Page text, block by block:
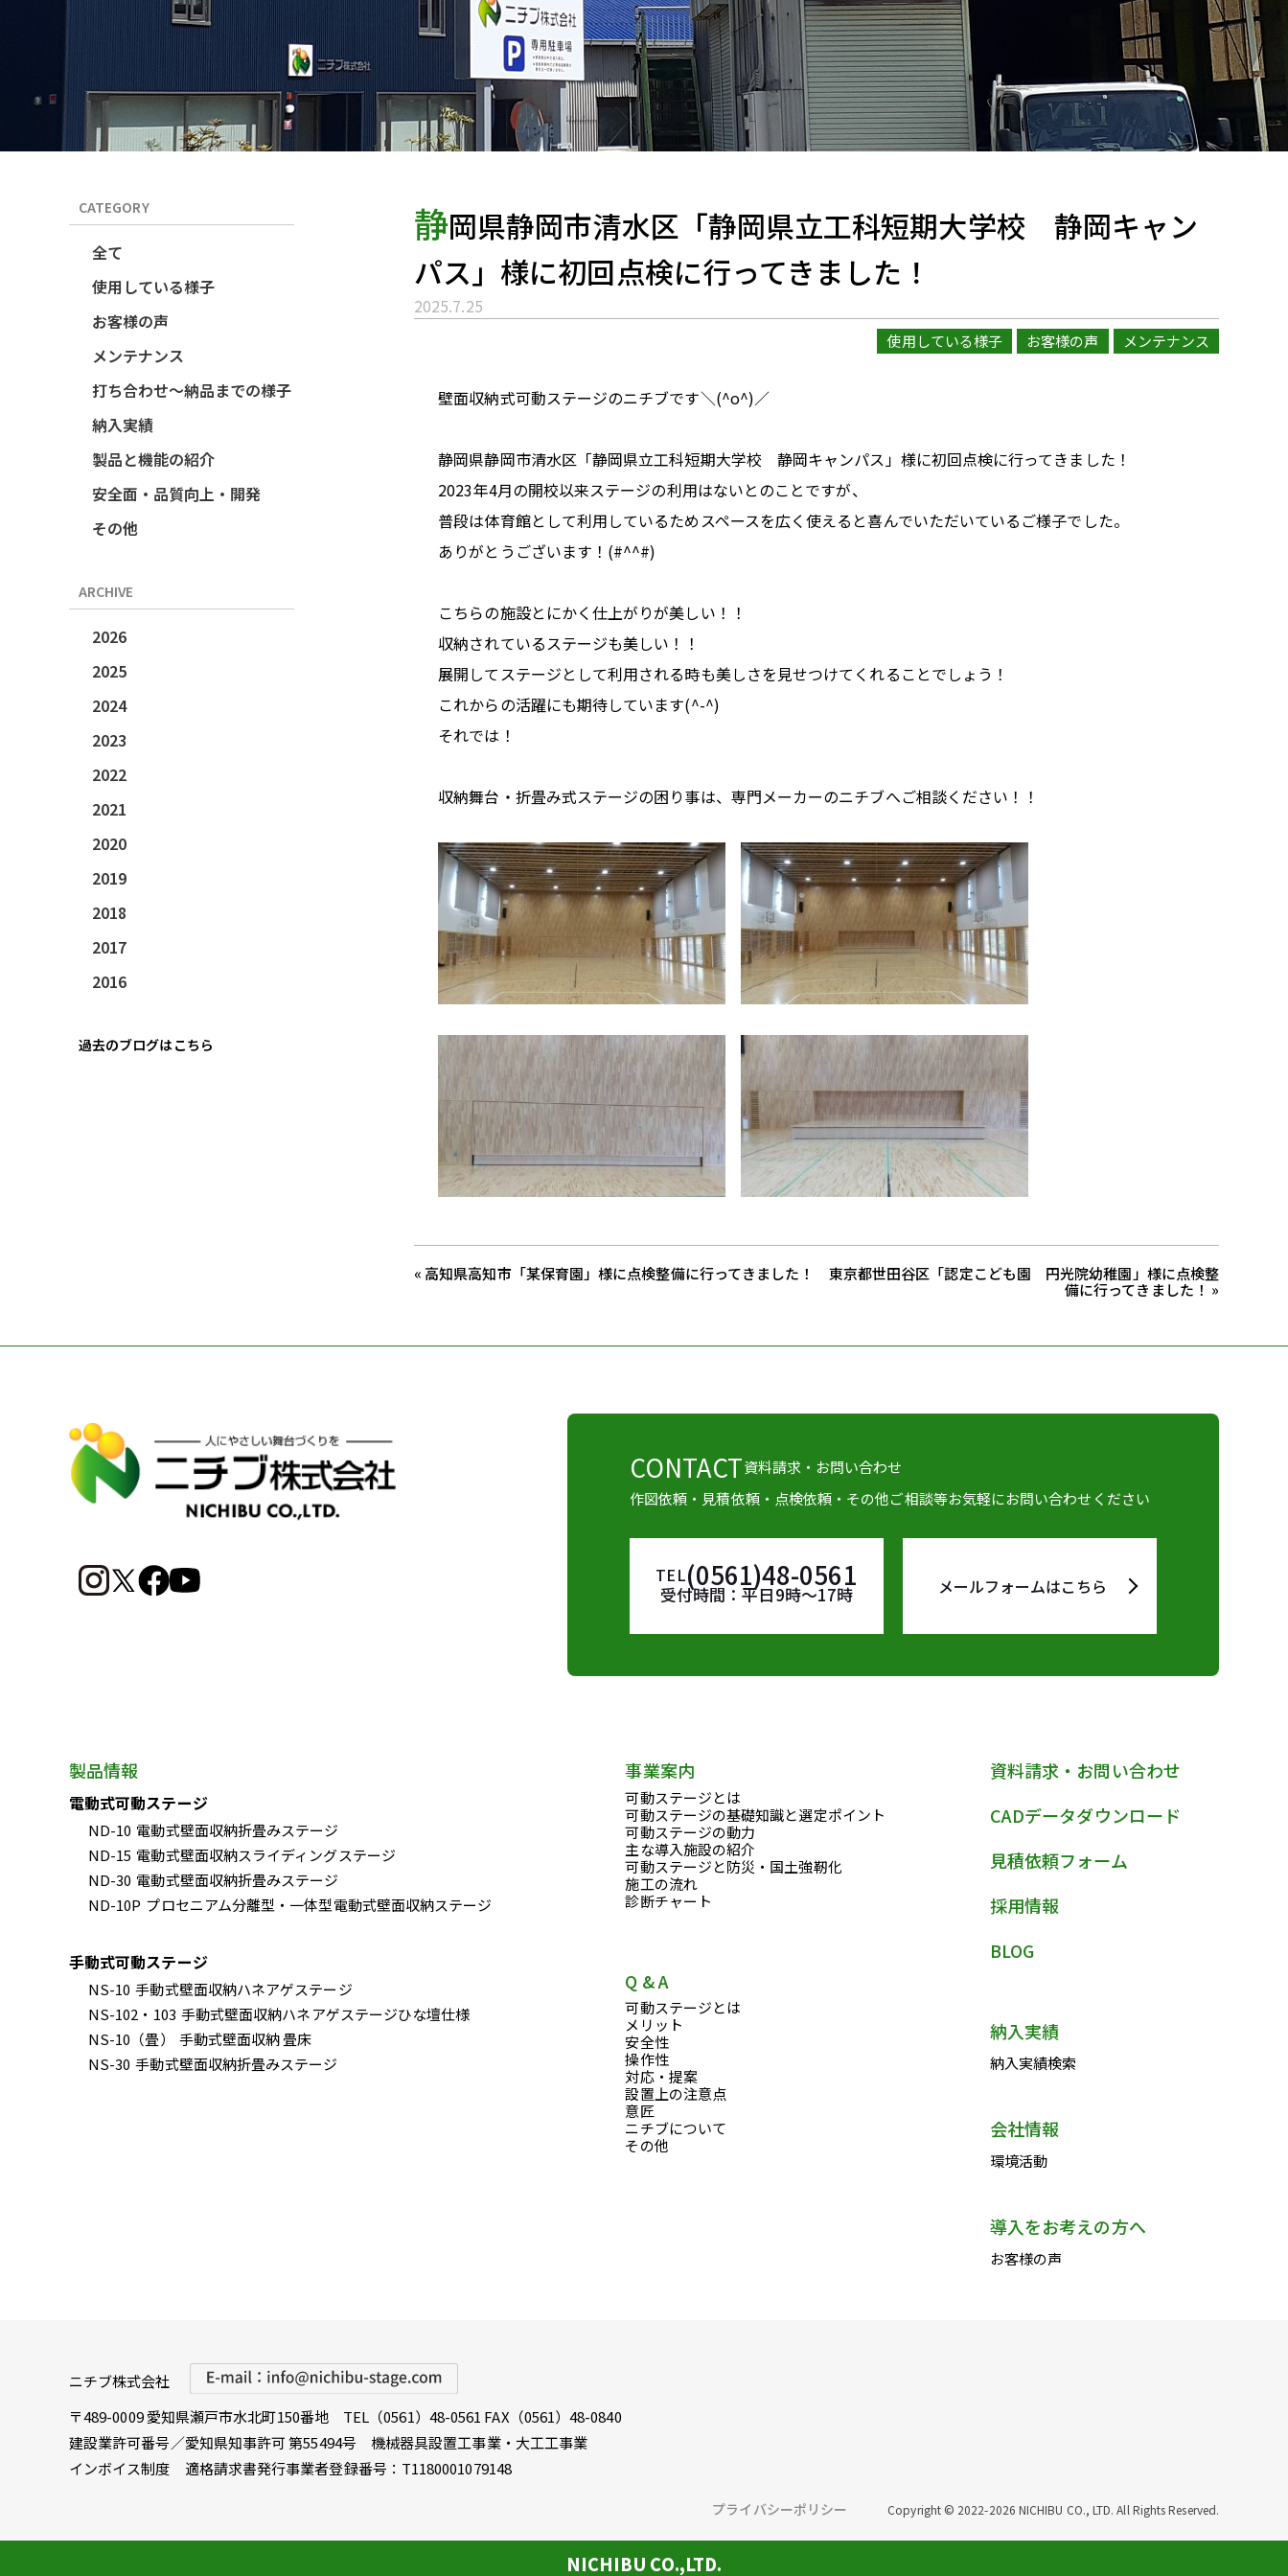
CATEGORY
全て
使用している様子
お客様の声
メンテナンス
打ち合わせ～納品までの様子
納入実績
製品と機能の紹介
安全面・品質向上・開発
その他
ARCHIVE
2026
2025
2024
2023
2022
2021
2020
2019
2018
2017
2016
過去のブログはこちら
静岡県静岡市清水区「静岡県立工科短期大学校 静岡キャン
パス」様に初回点検に行ってきました！
2025.7.25
使用している様子 お客様の声 メンテナンス
壁面収納式可動ステージのニチブです＼(^o^)／
静岡県静岡市清水区「静岡県立工科短期大学校 静岡キャンパス」様に初回点検に行ってきました！
2023年4月の開校以来ステージの利用はないとのことですが、
普段は体育館として利用しているためスペースを広く使えると喜んでいただいているご様子でした。
ありがとうございます！(#^^#)
こちらの施設とにかく仕上がりが美しい！！
収納されているステージも美しい！！
展開してステージとして利用される時も美しさを見せつけてくれることでしょう！
これからの活躍にも期待しています(^-^)
それでは！
収納舞台・折畳み式ステージの困り事は、専門メーカーのニチブへご相談ください！！
« 高知県高知市「某保育園」様に点検整備に行ってきました！
東京都世田谷区「認定こども園 円光院幼稚園」様に点検整
備に行ってきました！ »
CONTACT資料請求・お問い合わせ
作図依頼・見積依頼・点検依頼・その他ご相談等お気軽にお問い合わせください
TEL(0561)48-0561
受付時間：平日9時～17時 メールフォームはこちら
製品情報
電動式可動ステージ
ND-10 電動式壁面収納折畳みステージ
ND-15 電動式壁面収納スライディングステージ
ND-30 電動式壁面収納折畳みステージ
ND-10P プロセニアム分離型・一体型電動式壁面収納ステージ
手動式可動ステージ
NS-10 手動式壁面収納ハネアゲステージ
NS-102・103 手動式壁面収納ハネアゲステージひな壇仕様
NS-10（畳）
手動式壁面収納 畳床
NS-30 手動式壁面収納折畳みステージ
事業案内
可動ステージとは
可動ステージの基礎知識と選定ポイント
可動ステージの動力
主な導入施設の紹介
可動ステージと防災・国土強靭化
施工の流れ
診断チャート
Q & A
可動ステージとは
メリット
安全性
操作性
対応・提案
設置上の注意点
意匠
ニチブについて
その他
資料請求・お問い合わせ
CADデータダウンロード
見積依頼フォーム
採用情報
BLOG
納入実績
納入実績検索
会社情報
環境活動
導入をお考えの方へ
お客様の声
ニチブ株式会社
〒489-0009 愛知県瀬戸市水北町150番地 TEL（0561）48-0561 FAX（0561）48-0840
建設業許可番号／愛知県知事許可 第55494号 機械器具設置工事業・大工工事業
インボイス制度 適格請求書発行事業者登録番号：T1180001079148
プライバシーポリシー Copyright © 2022-2026 NICHIBU CO., LTD.All Rights Reserved.
NICHIBU CO.,LTD.